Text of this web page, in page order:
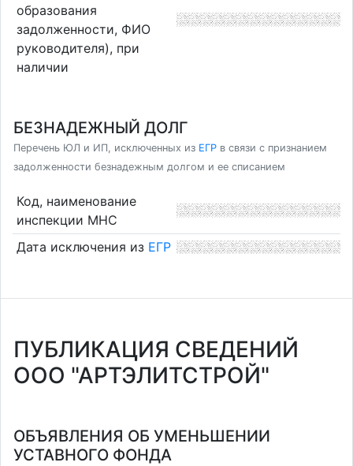
образования
задолженности, ФИО
руководителя), при
наличии
БЕЗНАДЕЖНЫЙ ДОЛГ
Перечень ЮЛ и ИП, исключенных из ЕГР в связи с признанием
задолженности безнадежным долгом и ее списанием
Код, наименование
инспекции МНС
Дата исключения из ЕГР
ПУБЛИКАЦИЯ СВЕДЕНИЙ
ООО "АРТЭЛИТСТРОЙ"
ОБЪЯВЛЕНИЯ ОБ УМЕНЬШЕНИИ
УСТАВНОГО ФОНДА